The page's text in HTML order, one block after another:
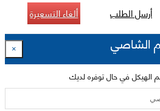
أرسل الطلب ألغاء التسعيرة
الشاصي ×
الهيكل في حال توفره لديك